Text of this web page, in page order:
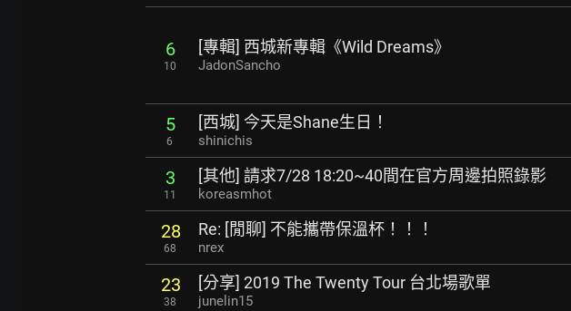
6
10
[專輯] 西城新專輯《Wild Dreams》
JadonSancho
5
6
[西城] 今天是Shane生日！
shinichis
3
11
[其他] 請求7/28 18:20~40間在官方周邊拍照錄影
koreasmhot
28
68
Re: [閒聊] 不能攜帶保溫杯！！！
nrex
23
38
[分享] 2019 The Twenty Tour 台北場歌單
junelin15